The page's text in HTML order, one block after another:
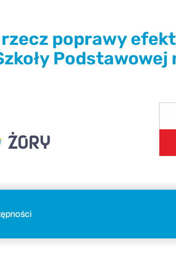
rzecz poprawy
Podstawowej